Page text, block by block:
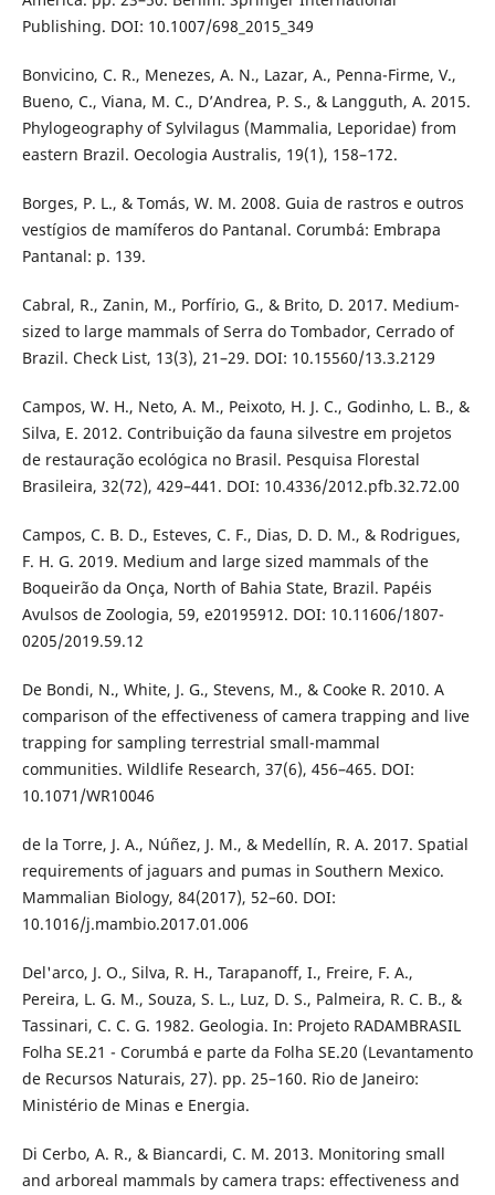
Publishing. DOI: 10.1007/698_2015_349
Bonvicino, C. R., Menezes, A. N., Lazar, A., Penna-Firme, V.,
Bueno, C., Viana, M. C., D’Andrea, P. S., & Langguth, A. 2015.
Phylogeography of Sylvilagus (Mammalia, Leporidae) from
eastern Brazil. Oecologia Australis, 19(1), 158–172.
Borges, P. L., & Tomás, W. M. 2008. Guia de rastros e outros
vestígios de mamíferos do Pantanal. Corumbá: Embrapa
Pantanal: p. 139.
Cabral, R., Zanin, M., Porfírio, G., & Brito, D. 2017. Medium-
sized to large mammals of Serra do Tombador, Cerrado of
Brazil. Check List, 13(3), 21–29. DOI: 10.15560/13.3.2129
Campos, W. H., Neto, A. M., Peixoto, H. J. C., Godinho, L. B., &
Silva, E. 2012. Contribuição da fauna silvestre em projetos
de restauração ecológica no Brasil. Pesquisa Florestal
Brasileira, 32(72), 429–441. DOI: 10.4336/2012.pfb.32.72.00
Campos, C. B. D., Esteves, C. F., Dias, D. D. M., & Rodrigues,
F. H. G. 2019. Medium and large sized mammals of the
Boqueirão da Onça, North of Bahia State, Brazil. Papéis
Avulsos de Zoologia, 59, e20195912. DOI: 10.11606/1807-
0205/2019.59.12
De Bondi, N., White, J. G., Stevens, M., & Cooke R. 2010. A
comparison of the effectiveness of camera trapping and live
trapping for sampling terrestrial small-mammal
communities. Wildlife Research, 37(6), 456–465. DOI:
10.1071/WR10046
de la Torre, J. A., Núñez, J. M., & Medellín, R. A. 2017. Spatial
requirements of jaguars and pumas in Southern Mexico.
Mammalian Biology, 84(2017), 52–60. DOI:
10.1016/j.mambio.2017.01.006
Del'arco, J. O., Silva, R. H., Tarapanoff, I., Freire, F. A.,
Pereira, L. G. M., Souza, S. L., Luz, D. S., Palmeira, R. C. B., &
Tassinari, C. C. G. 1982. Geologia. In: Projeto RADAMBRASIL
Folha SE.21 - Corumbá e parte da Folha SE.20 (Levantamento
de Recursos Naturais, 27). pp. 25–160. Rio de Janeiro:
Ministério de Minas e Energia.
Di Cerbo, A. R., & Biancardi, C. M. 2013. Monitoring small
and arboreal mammals by camera traps: effectiveness and